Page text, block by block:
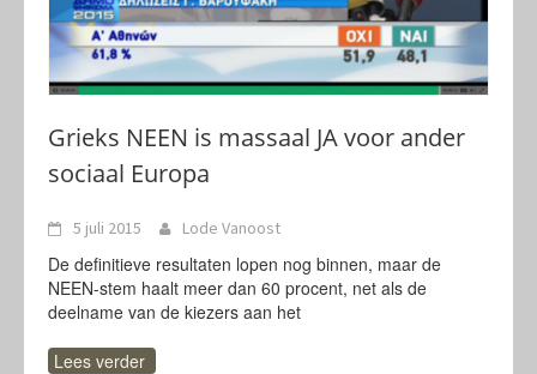
Grieks NEEN is massaal JA voor ander
sociaal Europa
5 juli 2015 Lode Vanoost
De definitieve resultaten lopen nog binnen, maar de
NEEN-stem haalt meer dan 60 procent, net als de
deelname van de kiezers aan het
Lees verder